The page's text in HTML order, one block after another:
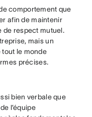
comportement que
afin de maintenir
de respect mutuel.
mais un
tout le monde
précises.
bien verbale que
l’équipe